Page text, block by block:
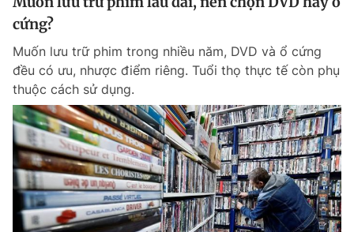
cứng?
Muốn lưu trữ phim trong nhiều năm, DVD và ổ cứng
đều có ưu, nhược điểm riêng. Tuổi thọ thực tế còn phụ
thuộc cách sử dụng.